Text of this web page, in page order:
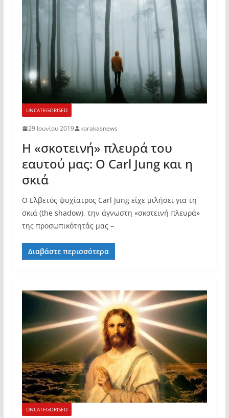
UNCATEGORISED
29 Ιουνίου 2019 korakasnews
Η «σκοτεινή» πλευρά του
εαυτού μας: Ο Carl Jung και η
σκιά
Ο Ελβετός ψυχίατρος Carl Jung είχε μιλήσει για τη
σκιά (the shadow), την άγνωστη «σκοτεινή πλευρά»
της προσωπικότητάς μας –
Διαβάστε περισσότερα
UNCATEGORISED